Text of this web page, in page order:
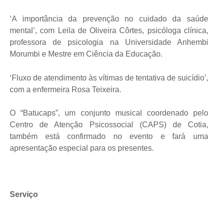
‘A importância da prevenção no cuidado da saúde
mental’, com Leila de Oliveira Côrtes, psicóloga clínica,
professora de psicologia na Universidade Anhembi
Morumbi e Mestre em Ciência da Educação.
‘Fluxo de atendimento às vítimas de tentativa de suicídio’,
com a enfermeira Rosa Teixeira.
O “Batucaps”, um conjunto musical coordenado pelo
Centro de Atenção Psicossocial (CAPS) de Cotia,
também está confirmado no evento e fará uma
apresentação especial para os presentes.
Serviço